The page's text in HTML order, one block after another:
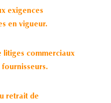
exigences
en vigueur.
litiges commerciaux
retrait de